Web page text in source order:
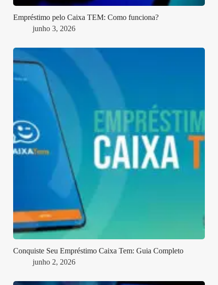
Empréstimo pelo Caixa TEM: Como funciona?
junho 3, 2026
Conquiste Seu Empréstimo Caixa Tem: Guia Completo
junho 2, 2026